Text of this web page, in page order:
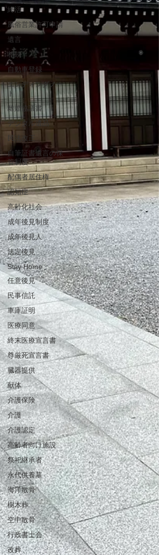
終活
風俗営業許可申請
遺言
相続
自動車登録
エンディングノー
ト
離婚協議書
デジタル遺品
民法改正
自筆証書遺言の保
管制度
配偶者居住権
認知症
高齢化社会
成年後見制度
成年後見人
法定後見
Stay Home
任意後見
民事信託
車庫証明
医療同意
終末医療宣言書
尊厳死宣言書
臓器提供
献体
介護保険
介護
介護認定
高齢者向け施設
祭祀継承者
永代供養墓
海洋散骨
樹木葬
空中散骨
行政書士会
改葬